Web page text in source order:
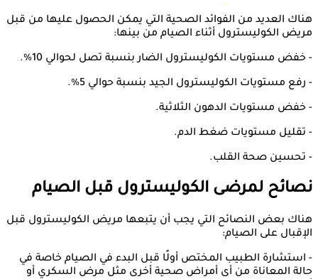
هناك العديد من الفوائد الصحية التي يمكن الحصول عليها من قبل
مريض الكوليسترول أثناء الصيام من بينها:
- خفض مستويات الكوليسترول الضار بنسبة تصل لحوالي 10%.
- رفع مستويات الكوليسترول الجيد بنسبة حوالي 5%.
- خفض مستويات الدهون الثلاثية.
- تقليل مستويات ضغط الدم.
- تحسين صحة القلب.
نصائح لمرضى الكوليسترول قبل الصيام
هناك بعض النصائح التي يجب أن يتبعها مريض الكوليسترول قبل
الإقبال على الصيام:
- استشارة الطبيب المختص أولًا قبل البدء في الصيام خاصة في
حالة المعاناة من أى أمراض صحية أخرى مثل مرض السكري أو